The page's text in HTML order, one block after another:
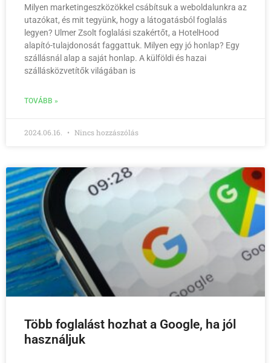
Milyen marketingeszközökkel csábítsuk a weboldalunkra az
utazókat, és mit tegyünk, hogy a látogatásból foglalás
legyen? Ulmer Zsolt foglalási szakértőt, a HotelHood
alapító-tulajdonosát faggattuk. Milyen egy jó honlap? Egy
szállásnál alap a saját honlap. A külföldi és hazai
szállásközvetítők világában is
TOVÁBB »
2024.06.16. Nincs hozzászólás
Több foglalást hozhat a Google, ha jól
használjuk